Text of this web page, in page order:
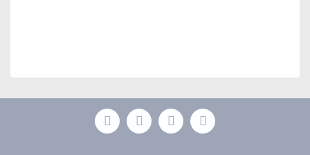
Yorum Yaz
formunu kullanarak tarafımıza iletebilirsiniz.
Görüş ve önerileriniz için teşekkür ederiz.